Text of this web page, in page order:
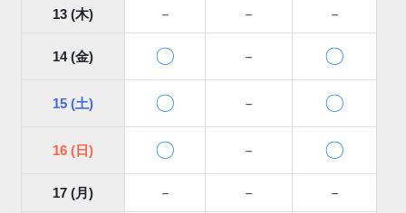
13 (木) － － －
14 (金) 〇 － 〇
15 (土) 〇 － 〇
16 (日) 〇 － 〇
17 (月) － － －